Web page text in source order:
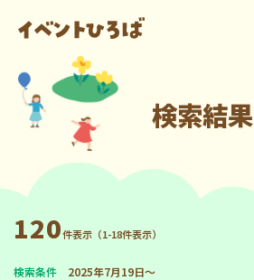
検索結果
120件表示（1-18件表示）
検索条件 2025年7月19日～